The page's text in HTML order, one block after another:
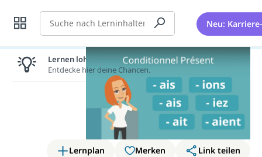
Suche Neu:
Lernplan Merken
Link teilen
Lernen lohnt sich!
Entdecke hier deine Chancen.